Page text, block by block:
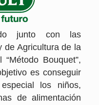
junto con las
de Agricultura de la
Bouquet”,
es conseguir
los niños,
de alimentación